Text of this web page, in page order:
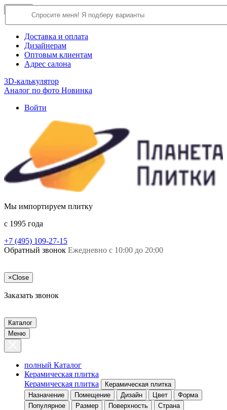
О компании
Доставка и оплата
Дизайнерам
Оптовым клиентам
Адрес салона
3D-калькулятор
Аналог по фото Новинка
Войти
Мы импортируем плитку
c 1995 года
+7 (495) 109-27-15
Обратный звонок Ежедневно с 10:00 до 20:00
×Close
Заказать звонок
Каталог
Меню
полный Каталог
Керамическая плитка
Керамическая плитка
Керамическая плитка
Назначение
Помещение Дизайн Цвет
Форма
Популярное
Размер Поверхность Страна